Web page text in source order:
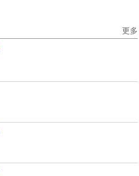
更多